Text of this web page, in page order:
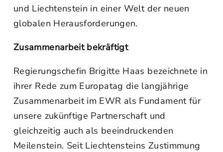
und Liechtenstein in einer Welt der neuen
globalen Herausforderungen.
Zusammenarbeit bekräftigt
Regierungschefin Brigitte Haas bezeichnete in
ihrer Rede zum Europatag die langjährige
Zusammenarbeit im EWR als Fundament für
unsere zukünftige Partnerschaft und
gleichzeitig auch als beeindruckenden
Meilenstein. Seit Liechtensteins Zustimmung